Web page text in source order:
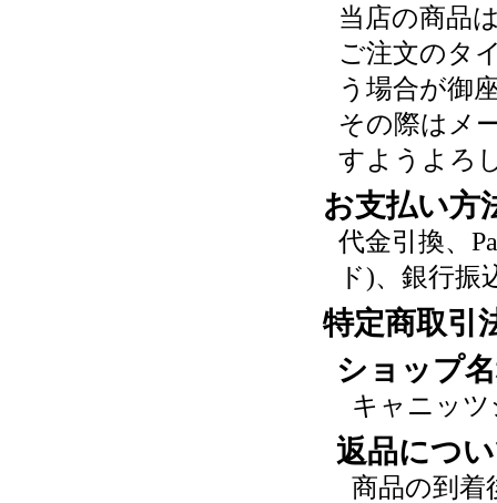
当店の商品
ご注文のタ
う場合が御
その際はメ
すようよろ
お支払い方
代金引換、
ド)、銀行振
特定商取引
ショップ
キャニッ
返品につ
商品の到着